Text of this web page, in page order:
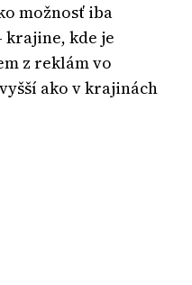
možnosť iba
krajine, kde je
z reklám vo
ako v krajinách